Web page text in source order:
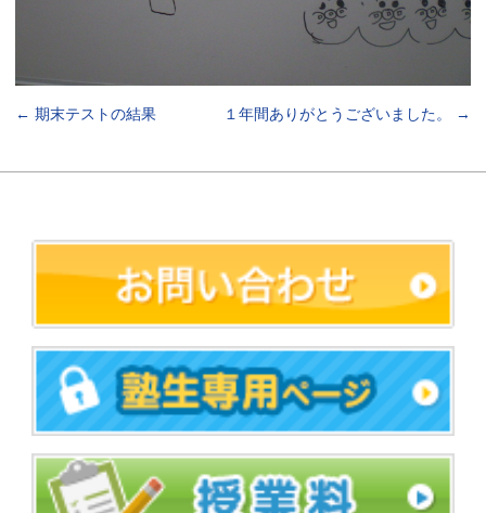
← 期末テストの結果 １年間ありがとうございました。 →